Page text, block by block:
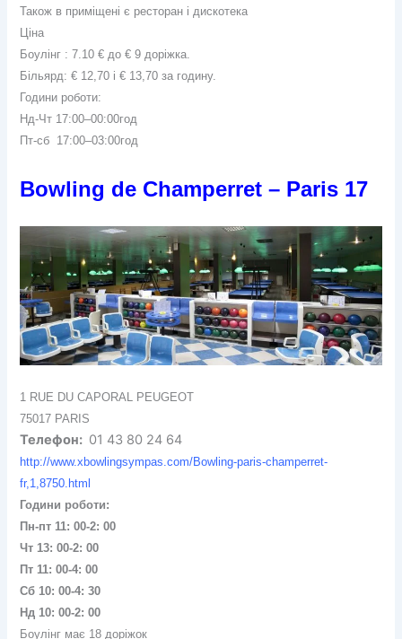
Також в приміщені є ресторан і дискотека
Ціна
Боулінг : 7.10 € до € 9 доріжка.
Більярд: € 12,70 і € 13,70 за годину.
Години роботи:
Нд-Чт 17:00–00:00год
Пт-сб 17:00–03:00год
Bowling de Champerret – Paris 17
1 RUE DU CAPORAL PEUGEOT
75017 PARIS
Телефон: 01 43 80 24 64
http://www.xbowlingsympas.com/Bowling-paris-champerret-
fr,1,8750.html
Години роботи:
Пн-пт 11: 00-2: 00
Чт 13: 00-2: 00
Пт 11: 00-4: 00
Сб 10: 00-4: 30
Нд 10: 00-2: 00
Боулінг має 18 доріжок